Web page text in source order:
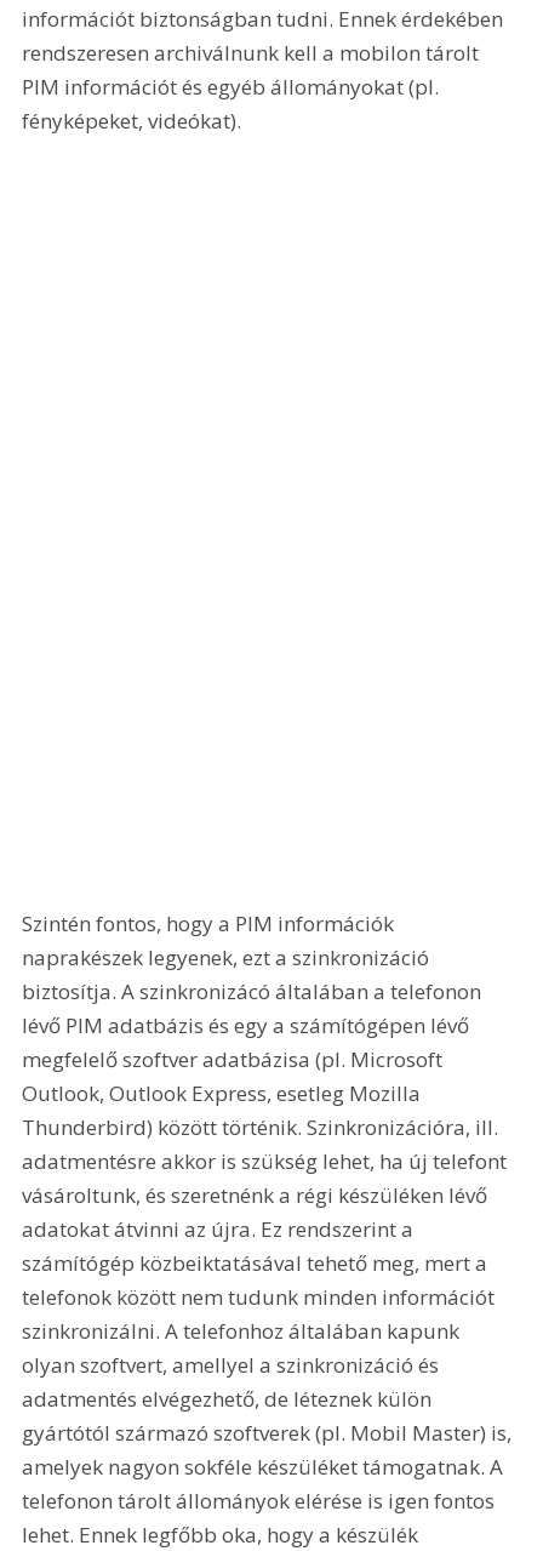
információt biztonságban tudni. Ennek érdekében
rendszeresen archiválnunk kell a mobilon tárolt
PIM információt és egyéb állományokat (pl.
fényképeket, videókat).
Szintén fontos, hogy a PIM információk
naprakészek legyenek, ezt a szinkronizáció
biztosítja. A szinkronizácó általában a telefonon
lévő PIM adatbázis és egy a számítógépen lévő
megfelelő szoftver adatbázisa (pl. Microsoft
Outlook, Outlook Express, esetleg Mozilla
Thunderbird) között történik. Szinkronizációra, ill.
adatmentésre akkor is szükség lehet, ha új telefont
vásároltunk, és szeretnénk a régi készüléken lévő
adatokat átvinni az újra. Ez rendszerint a
számítógép közbeiktatásával tehető meg, mert a
telefonok között nem tudunk minden információt
szinkronizálni. A telefonhoz általában kapunk
olyan szoftvert, amellyel a szinkronizáció és
adatmentés elvégezhető, de léteznek külön
gyártótól származó szoftverek (pl. Mobil Master) is,
amelyek nagyon sokféle készüléket támogatnak. A
telefonon tárolt állományok elérése is igen fontos
lehet. Ennek legfőbb oka, hogy a készülék